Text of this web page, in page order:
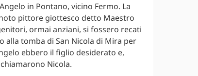
in Pontano, vicino Fermo. La
pittore giottesco detto Maestro
ormai anziani, si fossero recati
alla tomba di San Nicola di Mira per
ebbero il figlio desiderato e,
Nicola.